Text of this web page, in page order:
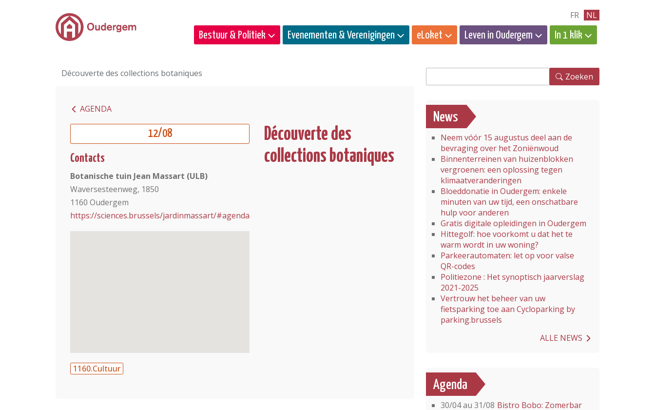
Ga naar de hoofdinhoud FR NL
Bestuur & Politiek Evenementen & Verenigingen eLoket Leven in Oudergem In 1 klik
Découverte des collections botaniques
AGENDA
12/08
Contacts
Botanische tuin Jean Massart (ULB)
Waversesteenweg, 1850
1160 Oudergem
https://sciences.brussels/jardinmassart/#agenda
Découverte des
collections botaniques
1160.Cultuur
Zoeken
News
Neem vóór 15 augustus deel aan de
bevraging over het Zoniënwoud
Binnenterreinen van huizenblokken
vergroenen: een oplossing tegen
klimaatveranderingen
Bloeddonatie in Oudergem: enkele
minuten van uw tijd, een onschatbare
hulp voor anderen
Gratis digitale opleidingen in Oudergem
Hittegolf: hoe voorkomt u dat het te
warm wordt in uw woning?
Parkeerautomaten: let op voor valse
QR-codes
Politiezone : Het synoptisch jaarverslag
2021-2025
Vertrouw het beheer van uw
fietsparking toe aan Cycloparking by
parking.brussels
ALLE NEWS
Agenda
30/04 au 31/08 Bistro Bobo: Zomerbar